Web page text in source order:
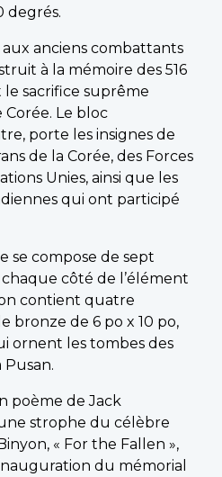
degrés.
anciens combattants
à la mémoire des 516
sacrifice suprême
Le bloc
porte les insignes de
de la Corée, des Forces
Unies, ainsi que les
qui ont participé
se compose de sept
côté de l’élément
contient quatre
bronze de 6 po x 10 po,
ornent les tombes des
Pusan.
poème de Jack
strophe du célèbre
« For the Fallen »,
du mémorial